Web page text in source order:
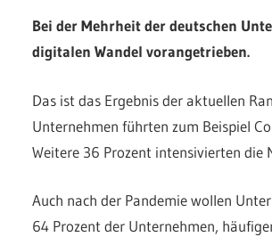
Bei der Mehrheit der deutschen
digitalen Wandel vorangetrieben.
Das ist das Ergebnis der aktuellen
Unternehmen führten zum Beispiel
Weitere 36 Prozent intensivierten
Auch nach der Pandemie wollen
64 Prozent der Unternehmen,